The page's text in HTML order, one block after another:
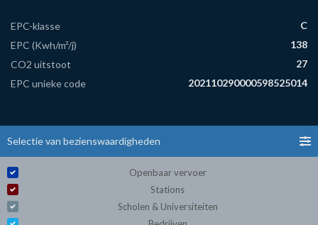
EPC-klasse
C
EPC (Kwh/m²/j)
138
CO2 uitstoot
27
EPC unieke code
20211029­0000598525­01­4
Selectie van bezienswaardigheden
Openbaar vervoer
Stations
Scholen & Universiteiten